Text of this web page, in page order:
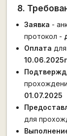
8.
Заявка -
протокол -
Оплата
10.06.2025г
01.07.2025
для